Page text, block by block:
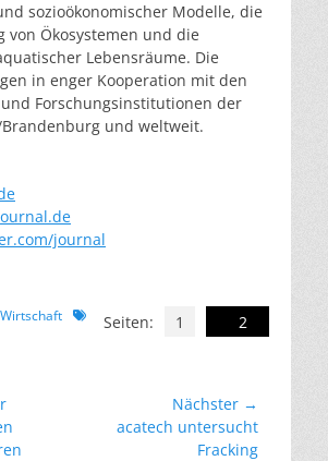
sozioökonomischer Modelle, die
von Ökosystemen und die
Lebensräume. Die
in enger Kooperation mit den
Forschungsinstitutionen der
und weltweit.
journal
Seiten: 1 2
Wirtschaft Schlagworte
Nächster →
Nächster
acatech untersucht
Fracking